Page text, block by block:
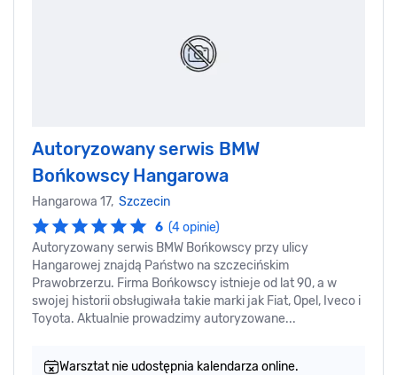
Autoryzowany serwis BMW
Bońkowscy Hangarowa
Hangarowa 17, Szczecin
6 (4 opinie)
Autoryzowany serwis BMW Bońkowscy przy ulicy
Hangarowej znajdą Państwo na szczecińskim
Prawobrzerzu. Firma Bońkowscy istnieje od lat 90, a w
swojej historii obsługiwała takie marki jak Fiat, Opel, Iveco i
Toyota. Aktualnie prowadzimy autoryzowane...
Warsztat nie udostępnia kalendarza online.